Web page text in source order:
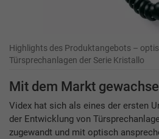
Highlights des Produktangebots –
Türsprechanlagen der Serie Kristallo
Mit dem Markt
Videx hat sich als eines der ersten
der Entwicklung von
zugewandt und mit optisch